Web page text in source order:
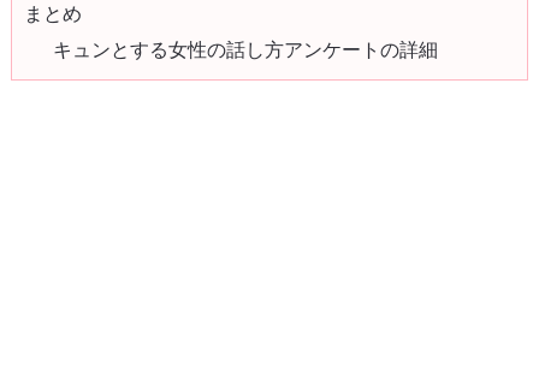
まとめ
キュンとする女性の話し方アンケートの詳細